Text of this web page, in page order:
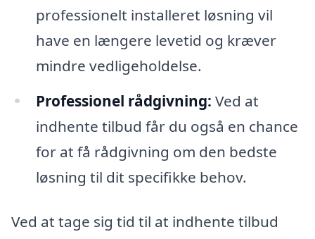
professionelt installeret løsning vil
have en længere levetid og kræver
mindre vedligeholdelse.
Professionel rådgivning: Ved at
indhente tilbud får du også en chance
for at få rådgivning om den bedste
løsning til dit specifikke behov.
Ved at tage sig tid til at indhente tilbud